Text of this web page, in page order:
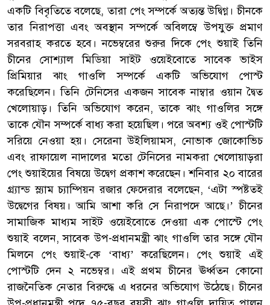
একটি বিবৃতিতে বলেছে, তারা পেং সম্পর্কে অত্যন্ত উদ্বিগ্ন। চীনকে
তার নিরাপত্তা এবং অবস্থান সম্পর্কে অবিলম্বে উপযুক্ত প্রমাণ
সরবরাহ করতে হবে। নভেম্বরের শুরুর দিকে পেং শুয়াই তিনি
চীনের সোশ্যাল মিডিয়া সাইট ওয়েইবোতে সাবেক ভাইস
প্রিমিয়ার ঝাং গাওলি সম্পর্কে একটি অভিযোগ পোস্ট
করেছিলেন। তিনি টেনিসের একজন সাবেক নাম্বার ওয়ান দ্বৈত
খেলোয়াড়। তিনি অভিযোগ করেন, তাকে ঝাং গাওলির সঙ্গে
তাকে যৌন সম্পর্কে বাধ্য করা হয়েছিল। পরে অবশ্য ওই পোস্টটি
সরিয়ে নেওয়া হয়। সেরেনা উইলিয়ামস, নোভাক জোকোভিচ
এবং রাফায়েল নাদালের মতো টেনিসের নামকরা খেলোয়াড়রা
পেং শুয়াইয়ের বিষয়ে উদ্বেগ প্রকাশ করেছেন। শনিবার ২০ বারের
গ্র্যান্ড স্ল্যাম চ্যাম্পিয়ন রজার ফেদেরার বলেছেন, ‘এটা স্পষ্টতই
উদ্বেগের বিষয়। আমি আশা করি সে নিরাপদে আছে।’ চীনের
সামাজিক মাধ্যম সাইট ওয়েইবোতে দেওয়া এক পোস্টে পেং
শুয়াই বলেন, সাবেক উপ-প্রধানমন্ত্রী ঝাং গাওলি তার সঙ্গে যৌন
মিলনে পেং শুয়াই-কে ‘বাধ্য’ করেছিলেন। পেং শুয়াই এই
পোস্টটি দেন ২ নভেম্বর। এই প্রথম চীনের ঊর্ধ্বতন কোনো
রাজনৈতিক নেতার বিরুদ্ধে এ ধরনের অভিযোগ উঠেছে। চীনের